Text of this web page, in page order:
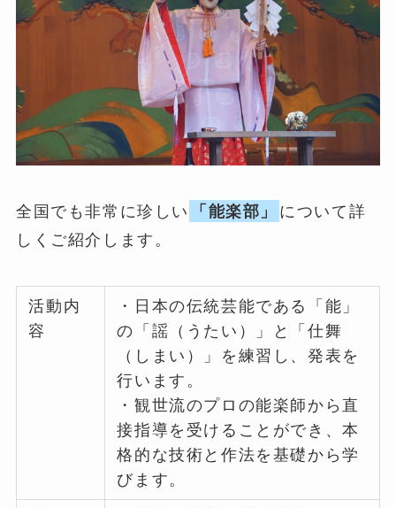
全国でも非常に珍しい 「能楽部」
について詳
しくご紹介します。
活動内
容
・日本の伝統芸能である「能」
の「謡（うたい）」と「仕舞
（しまい）」を練習し、発表を
行います。
・観世流のプロの能楽師から直
接指導を受けることができ、本
格的な技術と作法を基礎から学
びます。